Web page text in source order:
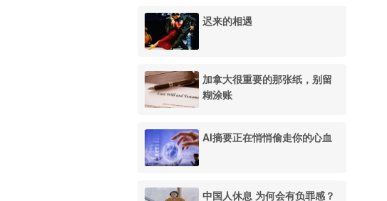
迟来的相遇
加拿大很重要的那张纸，别留
糊涂账
AI摘要正在悄悄偷走你的心血
中国人休息 为何会有负罪感？